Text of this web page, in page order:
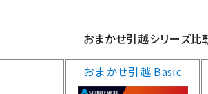
おまかせ引越シリーズ比
おまかせ引越 Basic